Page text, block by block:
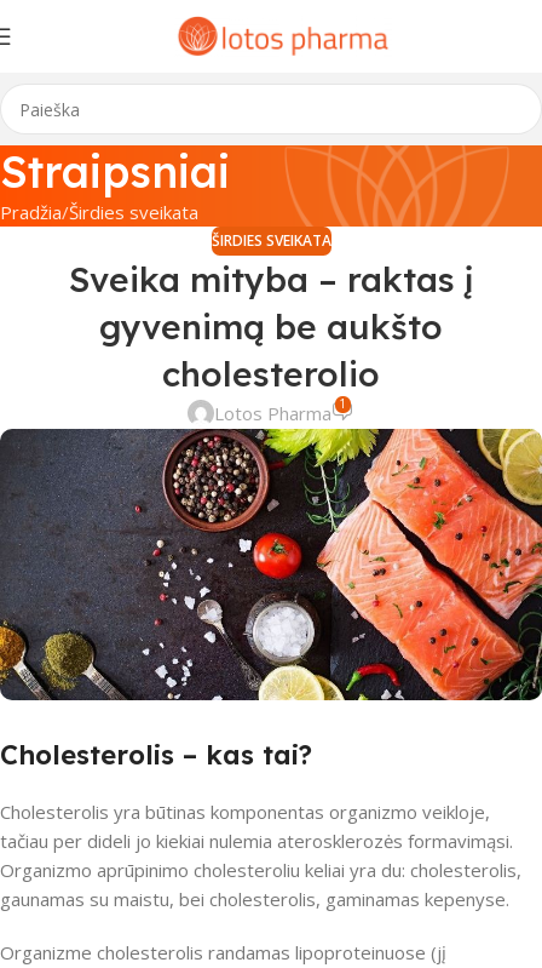
Straipsniai
Pradžia Širdies sveikata
ŠIRDIES SVEIKATA
Sveika mityba – raktas į
gyvenimą be aukšto
cholesterolio
Lotos Pharma 1
Cholesterolis – kas tai?
Cholesterolis yra būtinas komponentas organizmo veikloje,
tačiau per dideli jo kiekiai nulemia aterosklerozės formavimąsi.
Organizmo aprūpinimo cholesteroliu keliai yra du: cholesterolis,
gaunamas su maistu, bei cholesterolis, gaminamas kepenyse.
Organizme cholesterolis randamas lipoproteinuose (jį